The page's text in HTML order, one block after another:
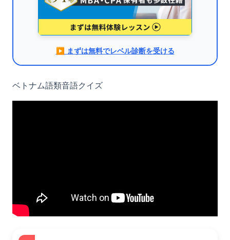
▶︎ まずは無料でレベル診断を受ける
ベトナム語類音語クイズ